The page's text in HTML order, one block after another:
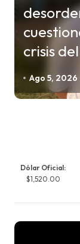
crisis
Ago 5, 2026
Dólar Oficial:
$1,520.00